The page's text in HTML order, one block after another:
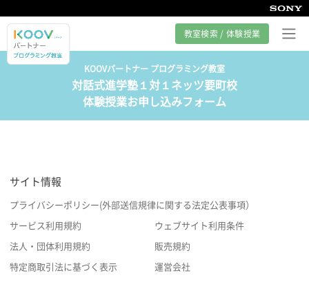
教室検索 / 体験授業
プログラミング教室とは
カリキュラム紹介
サポート
KOOVパートナー プログラミング教室
対話式進学塾１対１ネッツ要町校
体験授業お申し込みフォーム
サイト情報
プライバシーポリシー(外部送信規律に関する法定公表事項）
サービス利用規約 ウェブサイト利用条件
法人・団体利用規約 販売規約
特定商取引法に基づく表示 運営会社